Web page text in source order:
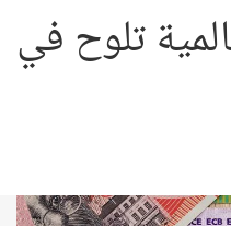
تلوح في